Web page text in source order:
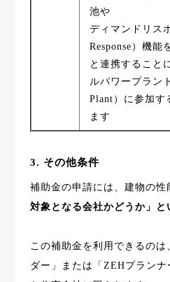
池や
ディマンドリス
Response）機能
と連携すること
ルパワープラン
Plant）に参加す
ます
3. その他条件
補助金の申請には、建物の性
対象となる会社かどうか」と
この補助金を利用できるの
ダー」または「ZEHプラン